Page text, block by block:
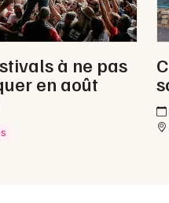
à ne pas
en août